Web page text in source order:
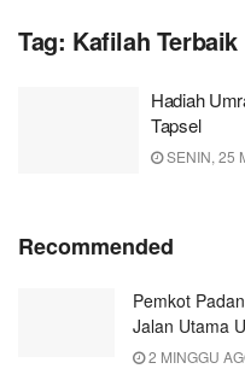
Tag: Kafilah Terbaik
Hadiah
Tapsel
SENIN, 25
Recommended
Pemkot
Jalan Utama
2 MINGGU